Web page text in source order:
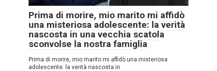
Prima di morire, mio marito mi affidò
una misteriosa adolescente: la verità
nascosta in una vecchia scatola
sconvolse la nostra famiglia
Prima di morire, mio marito mi affidò una misteriosa
adolescente: la verità nascosta in